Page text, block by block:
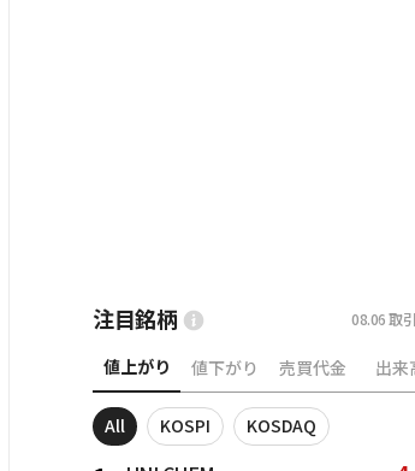
注目銘柄 08.06 取
値上がり 値下がり 売買代金 出来
All KOSPI KOSDAQ